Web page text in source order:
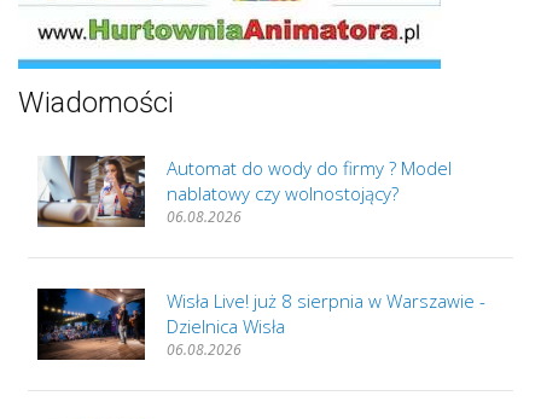
Wiadomości
Automat do wody do firmy ? Model
nablatowy czy wolnostojący?
06.08.2026
Wisła Live! już 8 sierpnia w Warszawie -
Dzielnica Wisła
06.08.2026